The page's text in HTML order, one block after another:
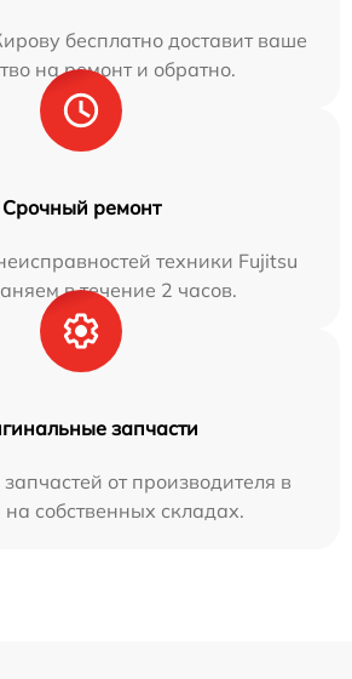
бесплатно доставит ваше
на ремонт и обратно.
Срочный ремонт
техники Fujitsu
в течение 2 часов.
запчасти
от производителя в
собственных складах.